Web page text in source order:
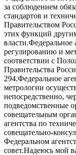
за соблюдением
стандартов и
Правительством
этих функций
власти.Федеральное
регулированию и
соответствии с
Правительства
294.Федеральное
метрологии
непосредственно,
подведомственные
совещательным
агентства по
совещательно-
Федеральном
совет.Надеюсь мой